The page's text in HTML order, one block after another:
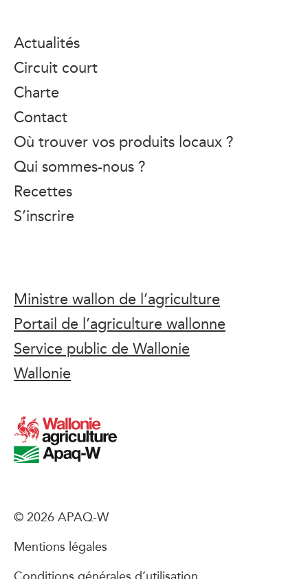
Actualités
Circuit court
Charte
Contact
Où trouver vos produits locaux ?
Qui sommes-nous ?
Recettes
S’inscrire
Ministre wallon de l’agriculture
Portail de l’agriculture wallonne
Service public de Wallonie
Wallonie
© 2026 APAQ-W
Mentions légales